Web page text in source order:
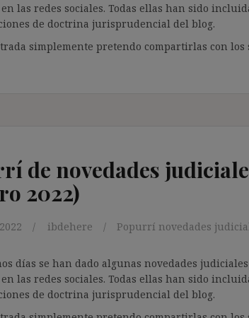
las redes sociales. Todas ellas han sido
de doctrina jurisprudencial del blog.
simplemente pretendo compartirlas con
de novedades
2022)
ibdehere Popurrí novedades
días se han dado algunas novedades
las redes sociales. Todas ellas han sido
de doctrina jurisprudencial del blog.